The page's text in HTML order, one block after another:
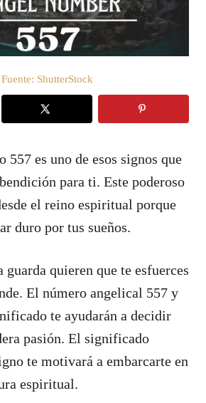
Fuente: ShutterStock
557 es uno de esos signos que
para ti. Este poderoso
el reino espiritual porque
duro por tus sueños.
guarda quieren que te esfuerces
El número angelical 557 y
te ayudarán a decidir
pasión. El significado
te motivará a embarcarte en
espiritual.